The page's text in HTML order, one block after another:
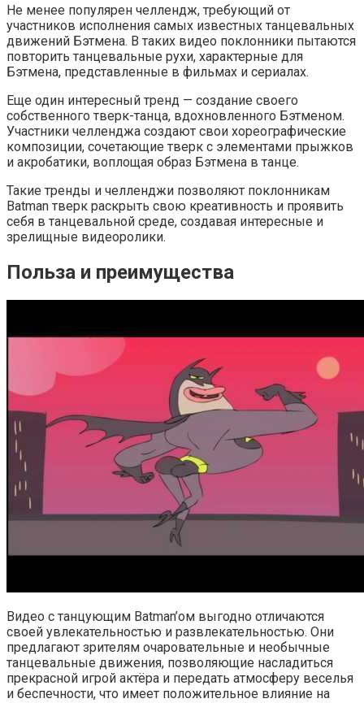
Не менее популярен челлендж, требующий от
участников исполнения самых известных танцевальных
движений Бэтмена. В таких видео поклонники пытаются
повторить танцевальные рухи, характерные для
Бэтмена, представленные в фильмах и сериалах.
Еще один интересный тренд — создание своего
собственного тверк-танца, вдохновленного Бэтменом.
Участники челленджа создают свои хореографические
композиции, сочетающие тверк с элементами прыжков
и акробатики, воплощая образ Бэтмена в танце.
Такие тренды и челленджи позволяют поклонникам
Batman тверк раскрыть свою креативность и проявить
себя в танцевальной среде, создавая интересные и
зрелищные видеоролики.
Польза и преимущества
Видео с танцующим Batman’ом выгодно отличаются
своей увлекательностью и развлекательностью. Они
предлагают зрителям очаровательные и необычные
танцевальные движения, позволяющие насладиться
прекрасной игрой актёра и передать атмосферу веселья
и беспечности, что имеет положительное влияние на